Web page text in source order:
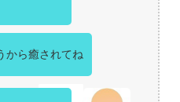
から癒されてね